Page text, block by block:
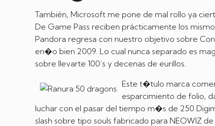
También, Microsoft me pone de mal rollo ya
De Game Pass reciben prácticamente los
Pandora regresa con nuestro objetivo sobre
en�o bien 2009. Lo cual nunca separado es
sobre llevarte 100’s y decenas de eurillos.
Este t�tulo marca
esparcimiento de folio,
luchar con el pasar del tiempo m�s de 250
slash sobre tipo souls fabricado para NEOWIZ